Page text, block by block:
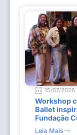
15/07/2026
Workshop
Ballet
Fundação
Leia Mais